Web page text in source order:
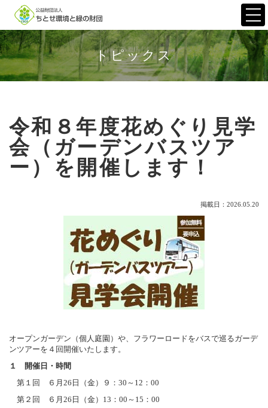
トピックス
令和８年度花めぐり見学
会（ガーデンバスツア
ー）を開催します！
掲載日：2026.05.20
オープンガーデン（個人庭園）や、フラワーロードをバスで巡るガーデ
ンツアーを４回開催いたします。
１ 開催日・時間
第１回 ６月26日（金）９：30～12：00
第２回 ６月26日（金）13：00～15：00